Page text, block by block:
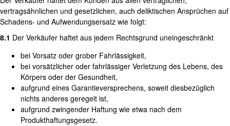
vertragsähnlichen und gesetzlichen, auch deliktischen Ansprüchen auf
Schadens- und Aufwendungsersatz wie folgt:
8.1 Der Verkäufer haftet aus jedem Rechtsgrund uneingeschränkt
bei Vorsatz oder grober Fahrlässigkeit,
bei vorsätzlicher oder fahrlässiger Verletzung des Lebens, des
Körpers oder der Gesundheit,
aufgrund eines Garantieversprechens, soweit diesbezüglich
nichts anderes geregelt ist,
aufgrund zwingender Haftung wie etwa nach dem
Produkthaftungsgesetz.